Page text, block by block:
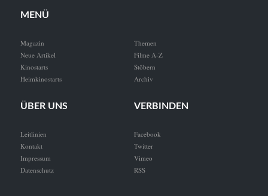
MENÜ
Magazin
Neue Artikel
Kinostarts
Heimkinostarts
Themen
Filme A-Z
Stöbern
Archiv
ÜBER UNS
Leitlinien
Kontakt
Impressum
Datenschutz
VERBINDEN
Facebook
Twitter
Vimeo
RSS